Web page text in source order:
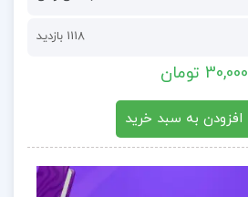
1118 بازدید
30,000 تومان
افزودن به سبد خرید